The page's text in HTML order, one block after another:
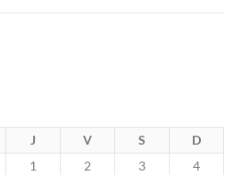
J V S
D
1
2 3
4